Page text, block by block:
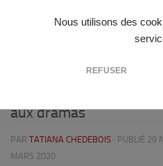
Nous utilisons des
REFUSER
Skip to content
Netflix : quand le
aux dramas
PAR TATIANA CHEDEBOIS · PUBLIÉ 29
MARS 2020